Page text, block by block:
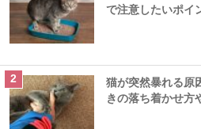
で注意したいポイ
猫が突然暴れる原
きの落ち着かせ方